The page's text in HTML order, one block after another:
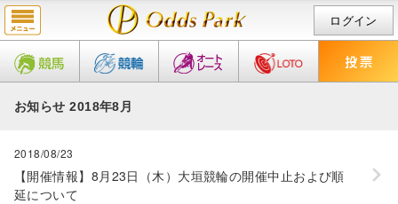
ログイン
お知らせ 2018年8月
2018/08/23
【開催情報】8月23日（木）大垣競輪の開催中止および順
延について